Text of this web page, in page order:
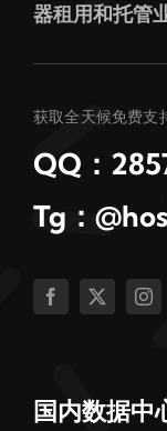
器租用和托管
获取全天候免费支
QQ：
Tg：
国内数据中